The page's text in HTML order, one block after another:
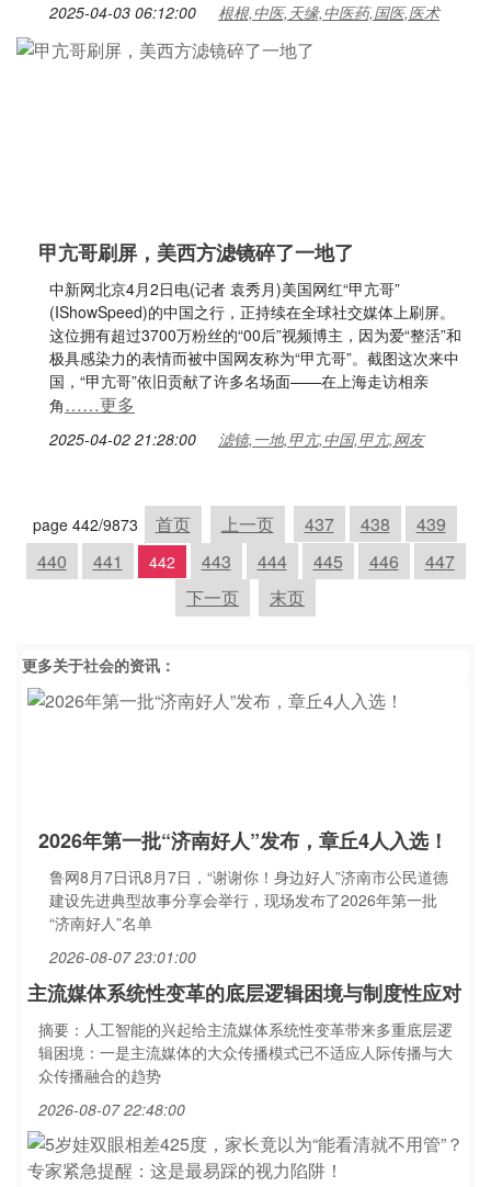
2025-04-03 06:12:00 根根,中医,天缘,中医药,国医,医术
甲亢哥刷屏，美西方滤镜碎了一地了
中新网北京4月2日电(记者 袁秀月)美国网红“甲亢哥”
(IShowSpeed)的中国之行，正持续在全球社交媒体上刷屏。
这位拥有超过3700万粉丝的“00后”视频博主，因为爱“整活”和
极具感染力的表情而被中国网友称为“甲亢哥”。截图这次来中
国，“甲亢哥”依旧贡献了许多名场面——在上海走访相亲
角……更多
2025-04-02 21:28:00 滤镜,一地,甲亢,中国,甲亢,网友
page 442/9873 首页 上一页 437 438
439
440
441 442 443 444 445 446
447
下一页
末页
更多关于社会的资讯：
2026年第一批“济南好人”发布，章丘4人入选！
鲁网8月7日讯8月7日，“谢谢你！身边好人”济南市公民道德
建设先进典型故事分享会举行，现场发布了2026年第一批
“济南好人”名单
2026-08-07 23:01:00
主流媒体系统性变革的底层逻辑困境与制度性应对
摘要：人工智能的兴起给主流媒体系统性变革带来多重底层逻
辑困境：一是主流媒体的大众传播模式已不适应人际传播与大
众传播融合的趋势
2026-08-07 22:48:00